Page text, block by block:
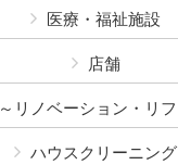
医療・福祉施設
店舗
リノベーション・リ
ハウスクリーニング